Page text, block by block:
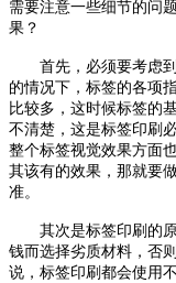
需要注意一些细节的问题
果？
首先，必须要考
的情况下，标签的各
比较多，这时候标签的
不清楚，这是标签印刷
整个标签视觉效果方面也
其该有的效果，那就
准。
其次是标签印刷的原
钱而选择劣质材料，否
说，标签印刷都会使用